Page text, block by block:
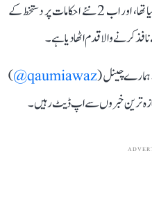
امریکی صدر ٹرمپ نے اپنی مایوسی کا اظہار کیا تھا، اور اب 2 نئے احکامات پر دستخط کے
کرنے والا قدم اٹھا دیا ہے۔
ہمارے چینل (qaumiawaz@
)
ترین خبروں سے اپ ڈیٹ رہیں۔